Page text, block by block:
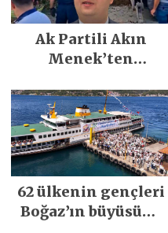
Ak Partili Akın
Menek’ten
heyelan sonrası
kritik uyarı
62 ülkenin gençleri
Boğaz’ın büyüsüne